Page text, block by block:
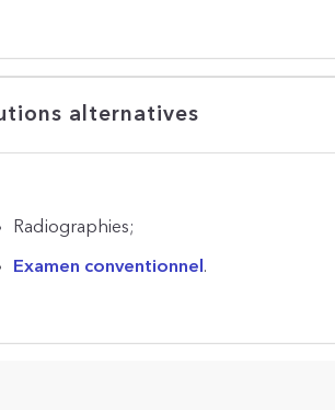
alternatives
Radiographies;
Examen conventionnel.